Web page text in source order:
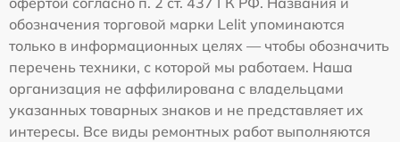
обозначения торговой марки Lelit упоминаются
только в информационных целях — чтобы обозначить
перечень техники, с которой мы работаем. Наша
организация не аффилирована с владельцами
указанных товарных знаков и не представляет их
интересы. Все виды ремонтных работ выполняются